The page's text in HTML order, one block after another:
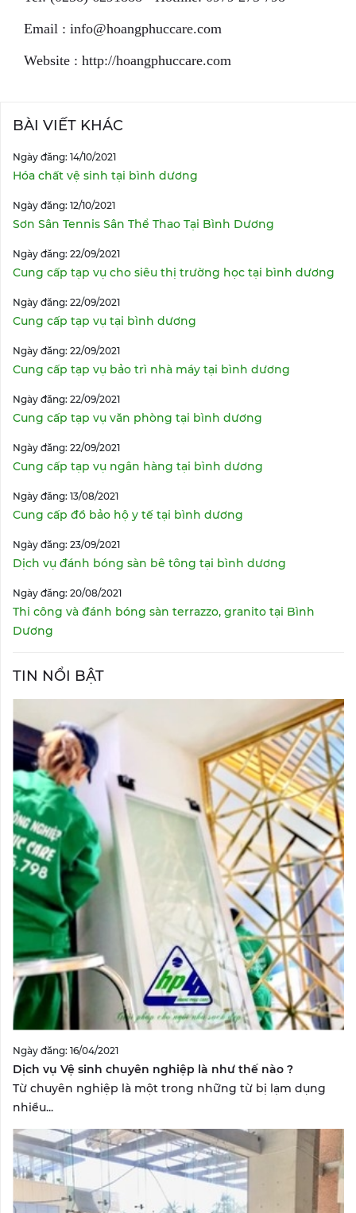
Email : info@hoangphuccare.com
Website : http://hoangphuccare.com
BÀI VIẾT KHÁC
Ngày đăng: 14/10/2021
Hóa chất vệ sinh tại bình dương
Ngày đăng: 12/10/2021
Sơn Sân Tennis Sân Thể Thao Tại Bình Dương
Ngày đăng: 22/09/2021
Cung cấp tạp vụ cho siêu thị trường học tại bình dương
Ngày đăng: 22/09/2021
Cung cấp tạp vụ tại bình dương
Ngày đăng: 22/09/2021
Cung cấp tạp vụ bảo trì nhà máy tại bình dương
Ngày đăng: 22/09/2021
Cung cấp tạp vụ văn phòng tại bình dương
Ngày đăng: 22/09/2021
Cung cấp tạp vụ ngân hàng tại bình dương
Ngày đăng: 13/08/2021
Cung cấp đồ bảo hộ y tế tại bình dương
Ngày đăng: 23/09/2021
Dịch vụ đánh bóng sàn bê tông tại bình dương
Ngày đăng: 20/08/2021
Thi công và đánh bóng sàn terrazzo, granito tại Bình
Dương
TIN NỔI BẬT
Ngày đăng: 16/04/2021
Dịch vụ Vệ sinh chuyên nghiệp là như thế nào ?
Từ chuyên nghiệp là một trong những từ bị lạm dụng
nhiều...